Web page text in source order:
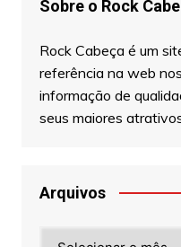
Sobre o Rock
Rock Cabeça é um
referência na web
informação de
seus maiores
Arquivos